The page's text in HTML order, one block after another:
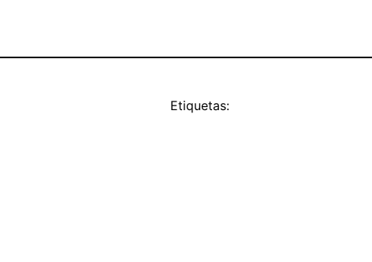
Etiquetas: